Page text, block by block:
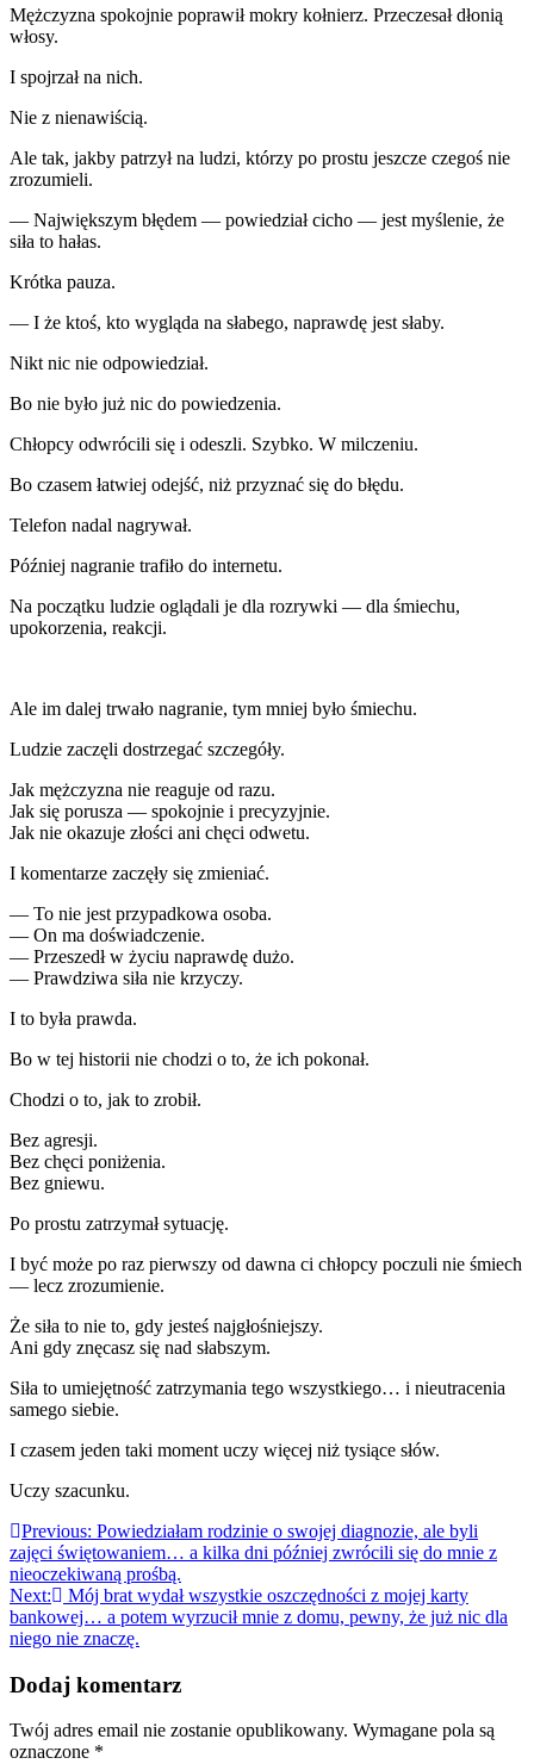
Mężczyzna spokojnie poprawił mokry kołnierz. Przeczesał dłonią
włosy.
I spojrzał na nich.
Nie z nienawiścią.
Ale tak, jakby patrzył na ludzi, którzy po prostu jeszcze czegoś nie
zrozumieli.
— Największym błędem — powiedział cicho — jest myślenie, że
siła to hałas.
Krótka pauza.
— I że ktoś, kto wygląda na słabego, naprawdę jest słaby.
Nikt nic nie odpowiedział.
Bo nie było już nic do powiedzenia.
Chłopcy odwrócili się i odeszli. Szybko. W milczeniu.
Bo czasem łatwiej odejść, niż przyznać się do błędu.
Telefon nadal nagrywał.
Później nagranie trafiło do internetu.
Na początku ludzie oglądali je dla rozrywki — dla śmiechu,
upokorzenia, reakcji.
Ale im dalej trwało nagranie, tym mniej było śmiechu.
Ludzie zaczęli dostrzegać szczegóły.
Jak mężczyzna nie reaguje od razu.
Jak się porusza — spokojnie i precyzyjnie.
Jak nie okazuje złości ani chęci odwetu.
I komentarze zaczęły się zmieniać.
— To nie jest przypadkowa osoba.
— On ma doświadczenie.
— Przeszedł w życiu naprawdę dużo.
— Prawdziwa siła nie krzyczy.
I to była prawda.
Bo w tej historii nie chodzi o to, że ich pokonał.
Chodzi o to, jak to zrobił.
Bez agresji.
Bez chęci poniżenia.
Bez gniewu.
Po prostu zatrzymał sytuację.
I być może po raz pierwszy od dawna ci chłopcy poczuli nie śmiech
— lecz zrozumienie.
Że siła to nie to, gdy jesteś najgłośniejszy.
Ani gdy znęcasz się nad słabszym.
Siła to umiejętność zatrzymania tego wszystkiego… i nieutracenia
samego siebie.
I czasem jeden taki moment uczy więcej niż tysiące słów.
Uczy szacunku.
Nawigacja
wpisu
Previous: Powiedziałam rodzinie o swojej diagnozie, ale byli
zajęci świętowaniem… a kilka dni później zwrócili się do mnie z
nieoczekiwaną prośbą.
Next:
Mój brat wydał wszystkie oszczędności z mojej karty
bankowej… a potem wyrzucił mnie z domu, pewny, że już nic dla
niego nie znaczę.
Dodaj komentarz
Twój adres email nie zostanie opublikowany. Wymagane pola są
oznaczone *